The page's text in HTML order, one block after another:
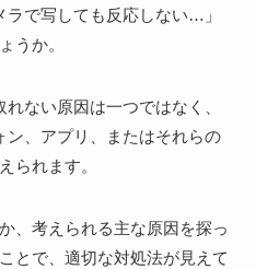
ラで写しても反応しない…」
うか。
ない原因は一つではなく、
、アプリ、またはそれらの
られます。
、考えられる主な原因を探っ
とで、適切な対処法が見えて